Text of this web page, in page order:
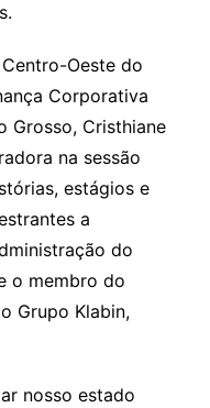
Oeste do
Corporativa
Grosso, Cristhiane
na sessão
estágios e
a
do
o membro do
Grupo Klabin,
nosso estado